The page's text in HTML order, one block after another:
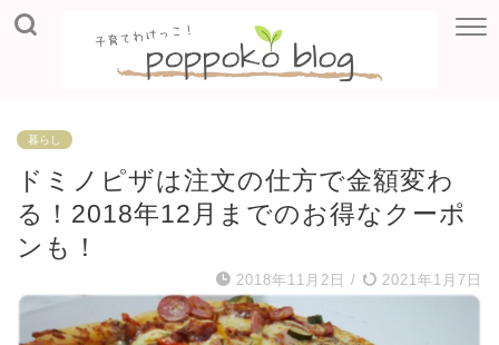
暮らし
ドミノピザは注文の仕方で金額変わ
る！2018年12月までのお得なクーポ
ンも！
2018年11月2日 / 2021年1月7日